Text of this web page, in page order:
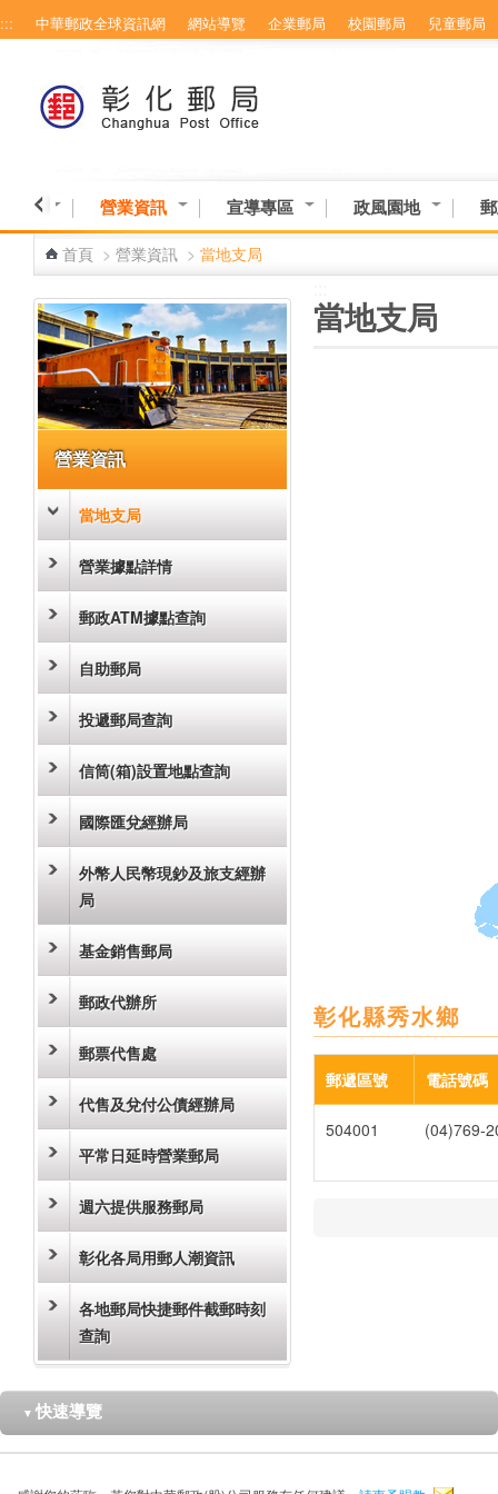
跳到主要內容區塊
::: 中華郵政全球資訊網 網站導覽 企業郵局 校園郵局 兒童郵局
專區 營業資訊 宣導專區 政風園地
首頁 > 營業資訊 > 當地支局
營業資訊
當地支局
營業據點詳情
郵政ATM據點查詢
自助郵局
投遞郵局查詢
信筒(箱)設置地點查詢
國際匯兌經辦局
外幣人民幣現鈔及旅支經辦
局
基金銷售郵局
郵政代辦所
郵票代售處
代售及兌付公債經辦局
平常日延時營業郵局
週六提供服務郵局
彰化各局用郵人潮資訊
各地郵局快捷郵件截郵時刻
查詢
當地支局
彰化縣秀水鄉
郵遞區號 電話號碼
504001 (04)769-
▼ 快速導覽